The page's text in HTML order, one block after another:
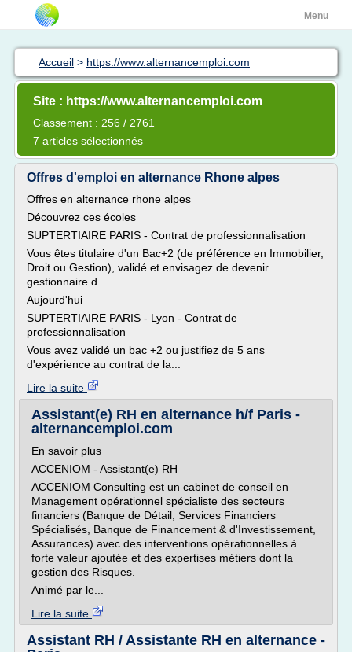
Menu
Accueil > https://www.alternancemploi.com
Site : https://www.alternancemploi.com
Classement : 256 / 2761
7 articles sélectionnés
Offres d'emploi en alternance Rhone alpes
Offres en alternance rhone alpes
Découvrez ces écoles
SUPTERTIAIRE PARIS - Contrat de professionnalisation
Vous êtes titulaire d'un Bac+2 (de préférence en Immobilier,
Droit ou Gestion), validé et envisagez de devenir
gestionnaire d...
Aujourd'hui
SUPTERTIAIRE PARIS - Lyon - Contrat de
professionnalisation
Vous avez validé un bac +2 ou justifiez de 5 ans
d'expérience au contrat de la...
Lire la suite
Assistant(e) RH en alternance h/f Paris -
alternancemploi.com
En savoir plus
ACCENIOM - Assistant(e) RH
ACCENIOM Consulting est un cabinet de conseil en
Management opérationnel spécialiste des secteurs
financiers (Banque de Détail, Services Financiers
Spécialisés, Banque de Financement & d'Investissement,
Assurances) avec des interventions opérationnelles à
forte valeur ajoutée et des expertises métiers dont la
gestion des Risques.
Animé par le...
Lire la suite
Assistant RH / Assistante RH en alternance -